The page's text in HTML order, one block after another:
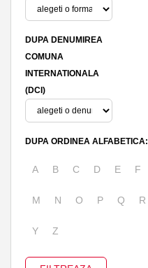
DUPA DENUMIREA
COMUNA
INTERNATIONALA
(DCI)
DUPA ORDINEA ALFABETICA:
A B C D E F
M N O P Q R
Y Z